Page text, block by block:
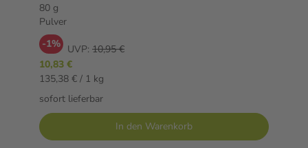
80 g
Pulver
-1% UVP: 10,95 €
10,83 €
135,38 € / 1 kg
sofort lieferbar
In den Warenkorb